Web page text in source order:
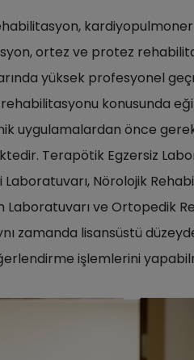
ortez ve protez
yüksek profesyonel
konusunda
uygulamalardan önce
Terapötik Egzersiz
Nörolojik
ve Ortopedik
zamanda lisansüstü
işlemlerini